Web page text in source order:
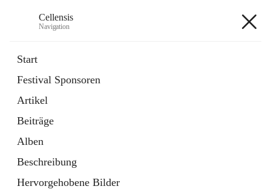
Cellensis
Navigation
Start
Festival Sponsoren
Artikel
Beiträge
Alben
Beschreibung
Hervorgehobene Bilder
Festival Sponsoren